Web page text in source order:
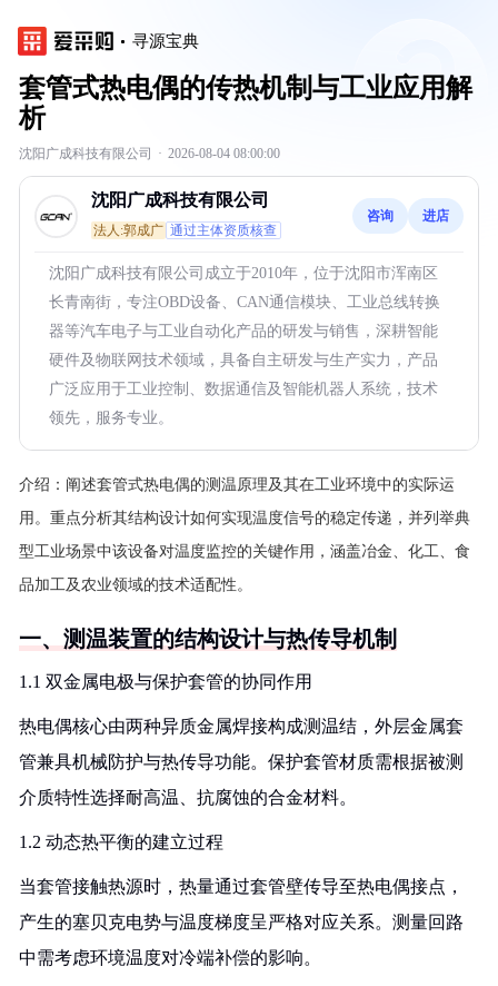
寻源宝典
套管式热电偶的传热机制与工业应用解
析
沈阳广成科技有限公司 · 2026-08-04 08:00:00
沈阳广成科技有限公司
法人:郭成广 通过主体资质核查
咨询 进店
沈阳广成科技有限公司成立于2010年，位于沈阳市浑南区
长青南街，专注OBD设备、CAN通信模块、工业总线转换
器等汽车电子与工业自动化产品的研发与销售，深耕智能
硬件及物联网技术领域，具备自主研发与生产实力，产品
广泛应用于工业控制、数据通信及智能机器人系统，技术
领先，服务专业。
介绍： 阐述套管式热电偶的测温原理及其在工业环境中的实际运
用。重点分析其结构设计如何实现温度信号的稳定传递，并列举典
型工业场景中该设备对温度监控的关键作用，涵盖冶金、化工、食
品加工及农业领域的技术适配性。
一、测温装置的结构设计与热传导机制
1.1 双金属电极与保护套管的协同作用
热电偶核心由两种异质金属焊接构成测温结，外层金属套
管兼具机械防护与热传导功能。保护套管材质需根据被测
介质特性选择耐高温、抗腐蚀的合金材料。
1.2 动态热平衡的建立过程
当套管接触热源时，热量通过套管壁传导至热电偶接点，
产生的塞贝克电势与温度梯度呈严格对应关系。测量回路
中需考虑环境温度对冷端补偿的影响。